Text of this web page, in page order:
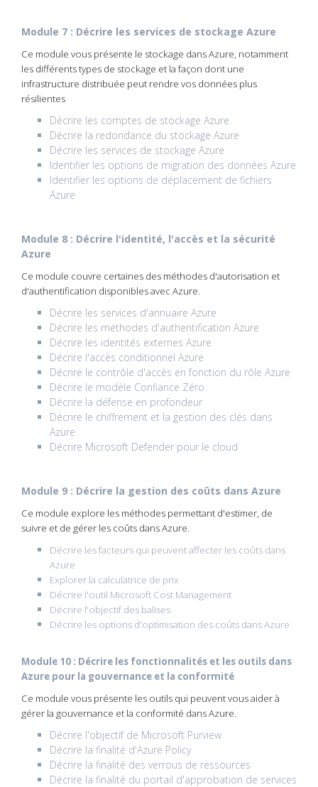
Module 7 : Décrire les services de stockage Azure
Ce module vous présente le stockage dans Azure, notamment
les différents types de stockage et la façon dont une
infrastructure distribuée peut rendre vos données plus
résilientes
Décrire les comptes de stockage Azure
Décrire la redondance du stockage Azure
Décrire les services de stockage Azure
Identifier les options de migration des données Azure
Identifier les options de déplacement de fichiers
Azure
Module 8 : Décrire l'identité, l'accès et la sécurité
Azure
Ce module couvre certaines des méthodes d'autorisation et
d'authentification disponibles avec Azure.
Décrire les services d'annuaire Azure
Décrire les méthodes d'authentification Azure
Décrire les identités externes Azure
Décrire l'accès conditionnel Azure
Décrire le contrôle d'accès en fonction du rôle Azure
Décrire le modèle Confiance Zéro
Décrire la défense en profondeur
Décrire le chiffrement et la gestion des clés dans
Azure
Décrire Microsoft Defender pour le cloud
Module 9 : Décrire la gestion des coûts dans Azure
Ce module explore les méthodes permettant d'estimer, de
suivre et de gérer les coûts dans Azure.
Décrire les facteurs qui peuvent affecter les coûts dans
Azure
Explorer la calculatrice de prix
Décrire l'outil Microsoft Cost Management
Décrire l'objectif des balises
Décrire les options d'optimisation des coûts dans Azure
Module 10 : Décrire les fonctionnalités et les outils dans
Azure pour la gouvernance et la conformité
Ce module vous présente les outils qui peuvent vous aider à
gérer la gouvernance et la conformité dans Azure.
Décrire l'objectif de Microsoft Purview
Décrire la finalité d'Azure Policy
Décrire la finalité des verrous de ressources
Décrire la finalité du portail d'approbation de services